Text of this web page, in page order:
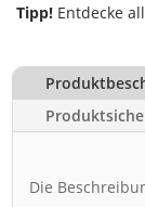
Tipp! Entdecke
Die